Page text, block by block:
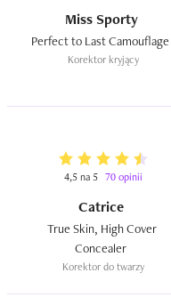
Miss Sporty
Korektor kryjący
4,5 na 5 70 opinii
Catrice
True Skin, High Cover
Korektor do twarzy